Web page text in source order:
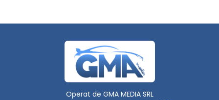
Operat de GMA MEDIA SRL